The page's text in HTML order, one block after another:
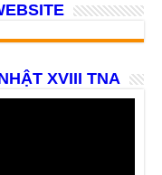
XVIII TNA